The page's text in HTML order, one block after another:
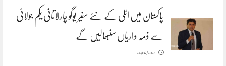
پاکستان میں اٹلی کے نئے سفیر یوگو چارلاتانی یکم جولائی
سے ذمہ داریاں سنبھالیں گے
24/06/2026